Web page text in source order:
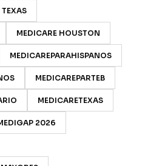
MEDICARE HOUSTON
MEDICAREPARAHISPANOS
MEDICAREPARTEB
MEDICARETEXAS
2026